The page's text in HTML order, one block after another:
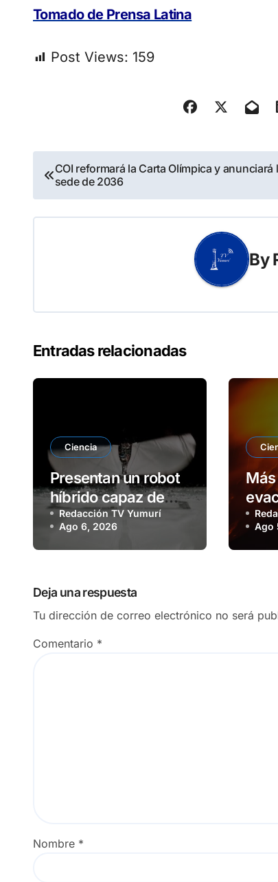
Tomado de Prensa Latina
Post Views: 159
Navegación
de
entradas
COI reformará la Carta Olímpica y anunciará
sede de 2036
By
Entradas relacionadas
Ciencia
Presentan un robot
híbrido capaz de
volar y nadar
Redacción TV Yumurí
Ago 6, 2026
de
Ago
Deja una respuesta
Tu dirección de correo electrónico no será
Comentario *
Nombre *